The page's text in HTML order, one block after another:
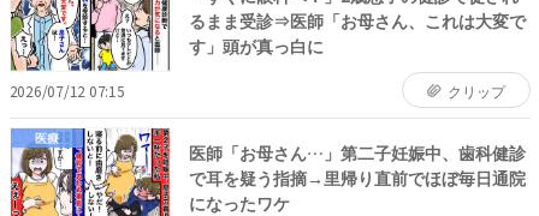
るまま受診⇒医師「お母さん、これは大変で
す」頭が真っ白に
2026/07/12 07:15 クリップ
医療
医師「お母さん…」第二子妊娠中、歯科健診
で耳を疑う指摘→里帰り直前でほぼ毎日通院
になったワケ